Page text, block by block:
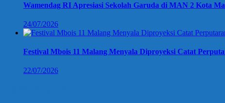
Wamendag RI Apresiasi Sekolah Garuda di MAN 2 Kota
24/07/2026
Festival Mbois 11 Malang Menyala Diproyeksi Catat
22/07/2026